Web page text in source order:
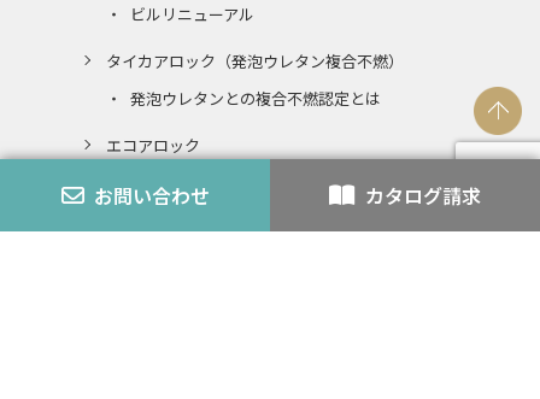
お問い合わせ カタログ請求
ビルリニューアル
タイカアロック（発泡ウレタン複合不燃）
発泡ウレタンとの複合不燃認定とは
エコアロック
内装仕上材
スチライト